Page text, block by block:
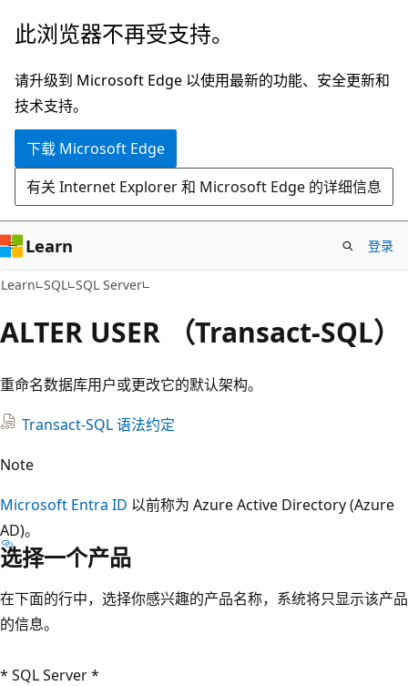
跳
主
要
内
此浏览器不再受支持。
请升级到 Microsoft Edge 以使用最新的功能、安全更新和
技术支持。
下载 Microsoft Edge
有关 Internet Explorer 和 Microsoft Edge 的详细信息
Learn 登录
Learn SQL SQL Server
ALTER USER （Transact-SQL）
重命名数据库用户或更改它的默认架构。
Transact-SQL 语法约定
Note
Microsoft Entra ID 以前称为 Azure Active Directory (Azure
AD)。
选择一个产品
在下面的行中，选择你感兴趣的产品名称，系统将只显示该产品
的信息。
* SQL Server *